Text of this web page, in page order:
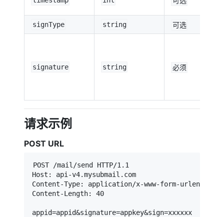
signType string 可选
signature string 必须
请求示例
POST URL
POST /mail/send HTTP/1.1
Host: api-v4.mysubmail.com
Content-Type: application/x-www-form-urlencoded
Content-Length: 40
appid=appid&signature=appkey&sign=xxxxxx